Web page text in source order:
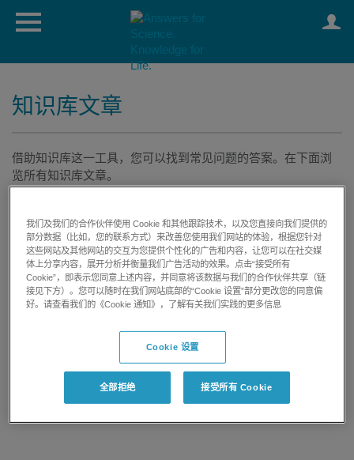
知识库文章
借助知识库这一工具，您可以找到常见问题的答案。在下面浏
览所有知识库文章。
View:
My Articles Premium Access
Filter Results
我们及我们的合作伙伴使用 Cookie 和其他跟踪技术，以及您直接向我们提供的
部分数据（比如，您的联系方式）来改善您使用我们网站的体验，根据您针对
这些网站及其他网站的交互为您提供个性化的广告和内容，让您可以在社交媒
体上分享内容，展开分析并衡量我们广告活动的效果。点击“接受所有
Cookie”，即表示您同意上述内容，并同意将该数据与我们的合作伙伴共享（链
接见下方）。您可以随时在我们网站底部的“Cookie 设置”部分更改您的同意偏
好。请查看我们的《Cookie 通知》，了解有关我们实践的更多信息
Cookie 设置
全部拒绝 接受所有 Cookie